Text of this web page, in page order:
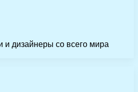
и дизайнеры со всего мира